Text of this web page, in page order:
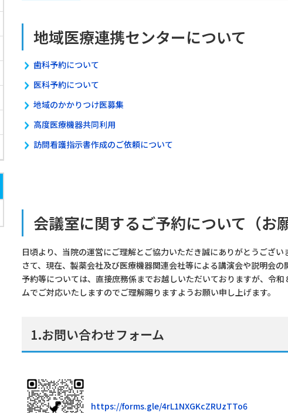
地域医療連携センターについて
歯科予約について
医科予約について
地域のかかりつけ医募集
高度医療機器共同利用
訪問看護指示書作成のご依頼について
会議室に関するご予約について（お
日頃より、当院の運営にご理解とご協力いただき誠にありがとうござい
さて、現在、製薬会社及び医療機器関連会社等による講演会や説明会
予約等については、直接庶務係までお越しいただいておりますが、令
ムでご対応いたしますのでご理解賜りますようお願い申し上げます。
1.お問い合わせフォーム
https://forms.gle/4rL1NXGKcZRUzTTo6